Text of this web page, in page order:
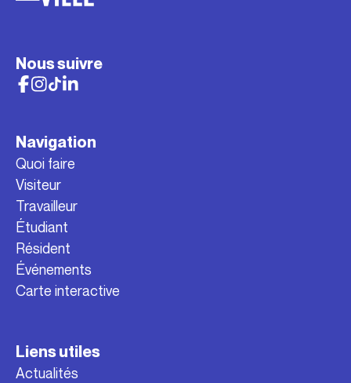
Nous suivre
Navigation
Quoi faire
Visiteur
Travailleur
Étudiant
Résident
Événements
Carte interactive
Liens utiles
Actualités